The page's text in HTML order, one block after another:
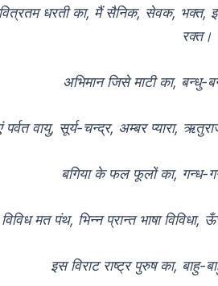
धरती का, मैं सैनिक, सेवक, भक्त,
रक्त।
अभिमान जिसे माटी का,
पर्वत वायु, सूर्य-चन्द्र, अम्बर प्यारा,
बगिया के फल फूलों का, गन्ध-
मत पंथ, भिन्न प्रान्त भाषा
इस विराट राष्ट्र पुरुष का,